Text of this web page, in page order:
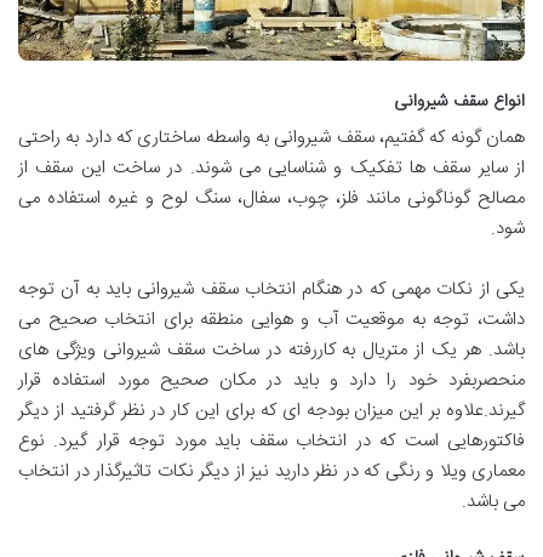
انواع سقف شیروانی
همان گونه که گفتیم، سقف شیروانی به واسطه ساختاری که دارد به راحتی
از سایر سقف ها تفکیک و شناسایی می شوند. در ساخت این سقف از
مصالح گوناگونی مانند فلز، چوب، سفال، سنگ لوح و غیره استفاده می
شود.
یکی از نکات مهمی که در هنگام انتخاب سقف شیروانی باید به آن توجه
داشت، توجه به موقعیت آب و هوایی منطقه برای انتخاب صحیح می
باشد. هر یک از متریال به کاررفته در ساخت سقف شیروانی ویژگی های
منحصربفرد خود را دارد و باید در مکان صحیح مورد استفاده قرار
گیرند.علاوه بر این میزان بودجه ای که برای این کار در نظر گرفتید از دیگر
فاکتورهایی است که در انتخاب سقف باید مورد توجه قرار گیرد. نوع
معماری ویلا و رنگی که در نظر دارید نیز از دیگر نکات تاثیرگذار در انتخاب
می باشد.